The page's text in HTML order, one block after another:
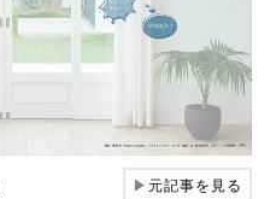
▶元記事を見る